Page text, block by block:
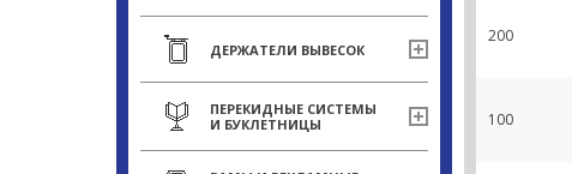
ДЕРЖАТЕЛИ ВЫВЕСОК
ПЕРЕКИДНЫЕ СИСТЕМЫ
И БУКЛЕТНИЦЫ
200
100